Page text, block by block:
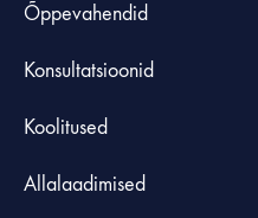
Õppevahendid
Konsultatsioonid
Koolitused
Allalaadimised